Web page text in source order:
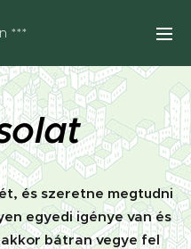
***
és szeretne megtudni
egyedi igénye van és
bátran vegye fel